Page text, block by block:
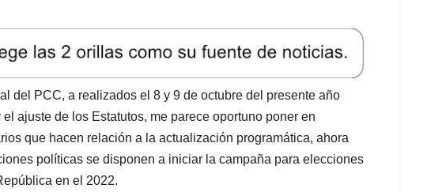
del PCC, a realizados el 8 y 9 de octubre del presente año
ajuste de los Estatutos, me parece oportuno poner en
que hacen relación a la actualización programática, ahora
políticas se disponen a iniciar la campaña para elecciones
en el 2022.